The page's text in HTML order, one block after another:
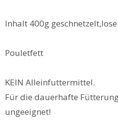
Inhalt 400g
Pouletfett
KEIN Alleinfuttermittel.
Für die dauerhafte
ungeeignet!